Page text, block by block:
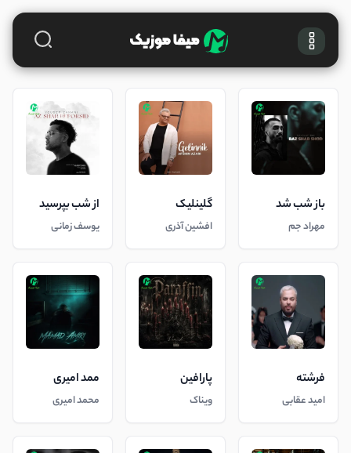
باز شب شد
مهراد جم
گلینلیک
افشین آذری
از شب بپرسید
یوسف زمانی
فرشته
امید عقابی
پارافین
ویناک
ممد امیری
محمد امیری